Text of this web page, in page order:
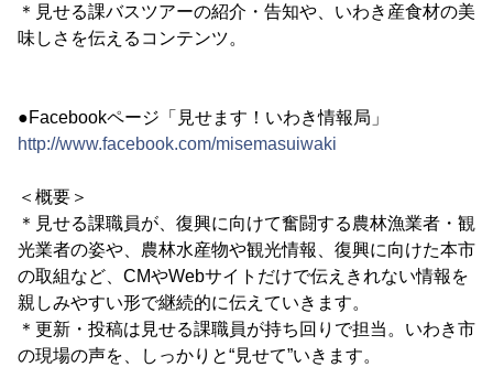
＊見せる課バスツアーの紹介・告知や、いわき産食材の美
味しさを伝えるコンテンツ。
●Facebookページ「見せます！いわき情報局」
http://www.facebook.com/misemasuiwaki
＜概要＞
＊見せる課職員が、復興に向けて奮闘する農林漁業者・観
光業者の姿や、農林水産物や観光情報、復興に向けた本市
の取組など、CMやWebサイトだけで伝えきれない情報を
親しみやすい形で継続的に伝えていきます。
＊更新・投稿は見せる課職員が持ち回りで担当。いわき市
の現場の声を、しっかりと“見せて”いきます。